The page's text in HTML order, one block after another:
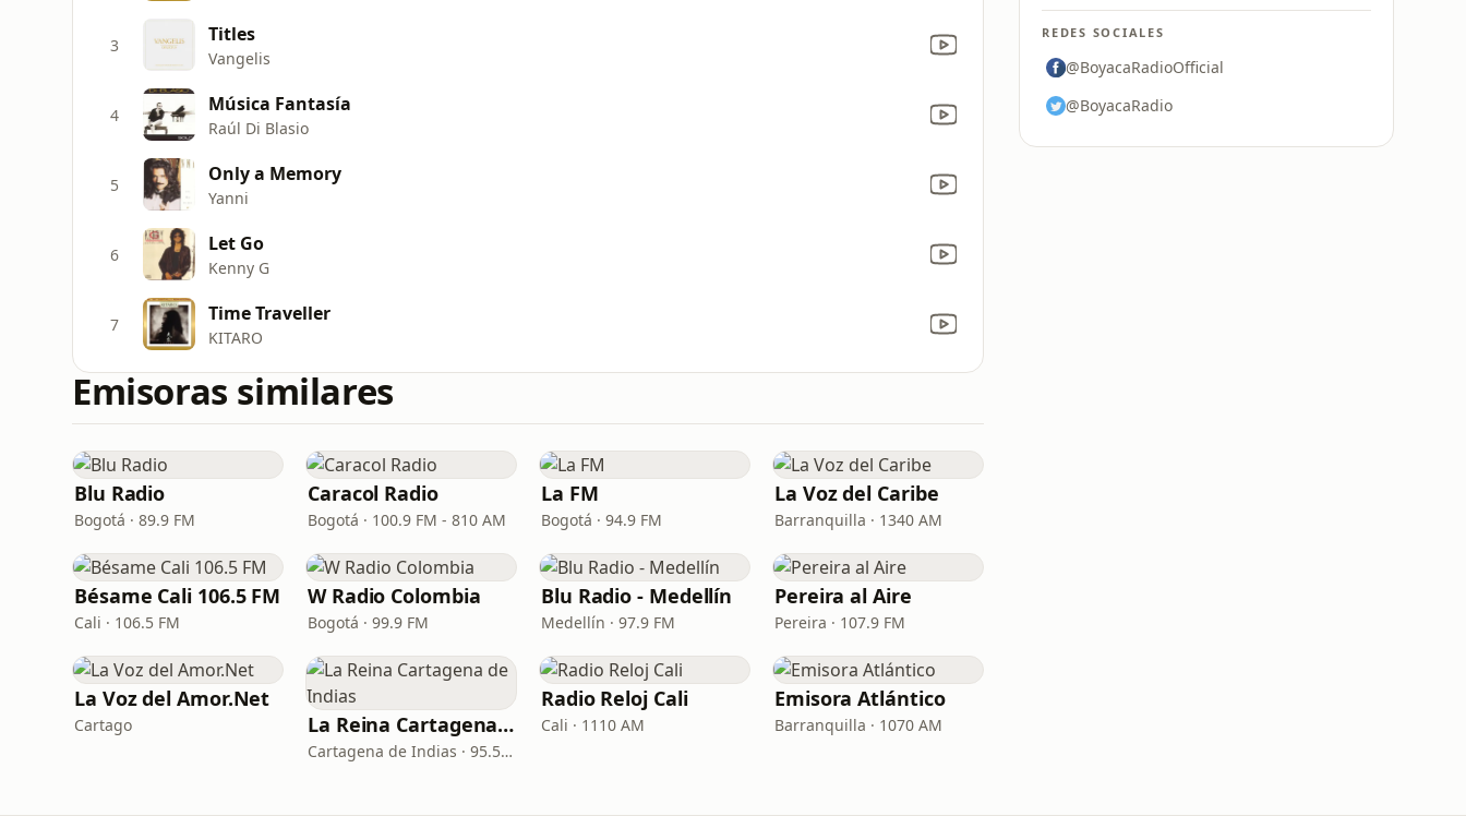
3 Titles
Vangelis
4 Música Fantasía
Raúl Di Blasio
5 Only a Memory
Yanni
6 Let Go
Kenny G
7 Time Traveller
KITARO
Emisoras similares
Blu Radio
Bogotá · 89.9 FM
Caracol Radio
Bogotá · 100.9 FM - 810 AM
La FM
Bogotá · 94.9 FM
La Voz del Caribe
Barranquilla · 1340 AM
Bésame Cali 106.5 FM
Cali · 106.5 FM
W Radio Colombia
Bogotá · 99.9 FM
Blu Radio - Medellín
Medellín · 97.9 FM
Pereira al Aire
Pereira · 107.9 FM
La Voz del Amor.Net
Cartago La Reina Cartagena de Indias
Cartagena de Indias · 95.5 FM
Radio Reloj Cali
Cali · 1110 AM
Emisora Atlántico
Barranquilla · 1070 AM
REDES SOCIALES
@BoyacaRadioOfficial
@BoyacaRadio